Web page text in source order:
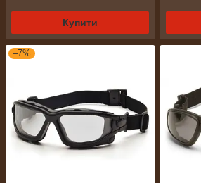
Купити
–7%